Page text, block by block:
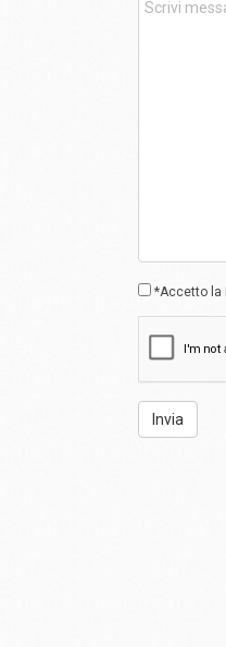
*Accetto la
Invia